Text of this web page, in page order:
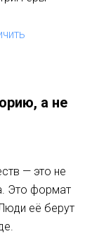
а не
— это не
Это формат
её берут